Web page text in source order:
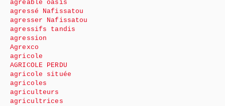
agréable oasis
agressé Nafissatou
agresser Nafissatou
agressifs tandis
agression
Agrexco
agricole
AGRICOLE PERDU
agricole située
agricoles
agriculteurs
agricultrices